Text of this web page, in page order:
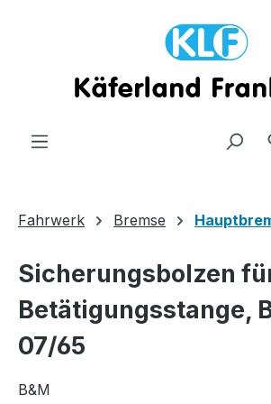
Zum Hauptinhalt springen
Fahrwerk Bremse
Sicherungsbolzen
Betätigungsstange,
07/65
B&M